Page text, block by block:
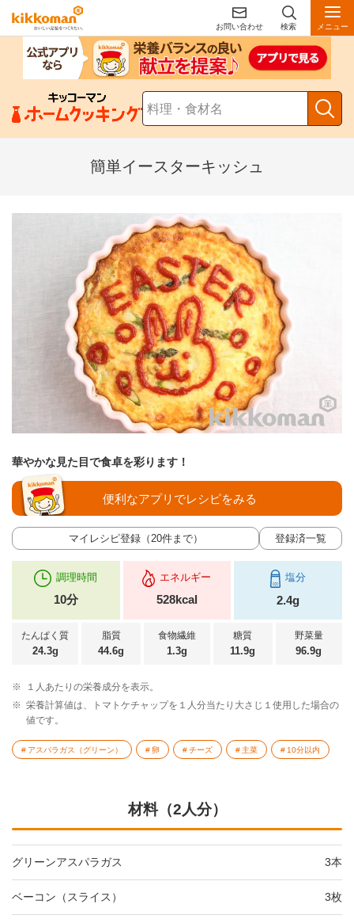
お問い合わせ 検索 メニュー
簡単イースターキッシュ
華やかな見た目で食卓を彩ります！
マイレシピ登録（20件まで） 登録済一覧
便利なアプリでレシピをみる
調理時間
10分
エネルギー
528kcal
塩分
2.4g
たんぱく質
24.3g
脂質
44.6g
食物繊維
1.3g
糖質
11.9g
野菜量
96.9g
※
１人あたりの栄養成分を表示。
※ 栄養計算値は、トマトケチャップを１人分当たり大さじ１使用した場合の
値です。
アスパラガス（グリーン） 卵 チーズ 主菜 10分以内
材料（2人分）
グリーンアスパラガス 3本
ベーコン（スライス） 3枚